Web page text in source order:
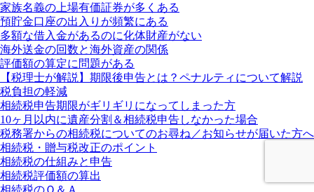
家族名義の上場有価証券が多くある
預貯金口座の出入りが頻繁にある
多額な借入金があるのに化体財産がない
海外送金の回数と海外資産の関係
評価額の算定に問題がある
【税理士が解説】期限後申告とは？ペナルティについて解説
税負担の軽減
相続税申告期限がギリギリになってしまった方
10ヶ月以内に遺産分割＆相続税申告しなかった場合
税務署からの相続税についてのお尋ね／お知らせが届いた方へ
相続税・贈与税改正のポイント
相続税の仕組みと申告
相続税評価額の算出
相続税のＱ＆Ａ